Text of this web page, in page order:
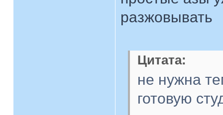
разжовывать
Цитата:
не нужна
готовую